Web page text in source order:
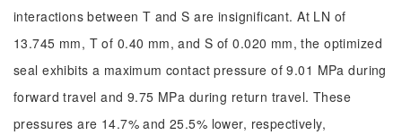
interactions between T and S are insignificant. At LN of
13.745 mm, T of 0.40 mm, and S of 0.020 mm, the optimized
seal exhibits a maximum contact pressure of 9.01 MPa during
forward travel and 9.75 MPa during return travel. These
pressures are 14.7% and 25.5% lower, respectively,